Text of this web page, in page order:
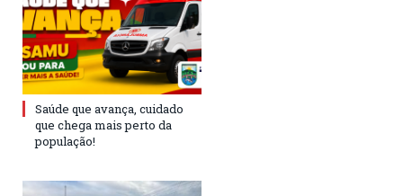
Saúde que avança, cuidado
que chega mais perto da
população!